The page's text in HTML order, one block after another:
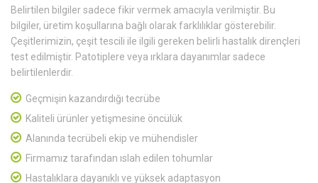
Belirtilen bilgiler sadece fikir vermek amacıyla verilmiştir. Bu
bilgiler, üretim koşullarına bağlı olarak farklılıklar gösterebilir.
Çeşitlerimizin, çeşit tescili ile ilgili gereken belirli hastalık dirençleri
test edilmiştir. Patotiplere veya ırklara dayanımlar sadece
belirtilenlerdir.
Geçmişin kazandırdığı tecrübe
Kaliteli ürünler yetişmesine öncülük
Alanında tecrübeli ekip ve mühendisler
Firmamız tarafından ıslah edilen tohumlar
Hastalıklara dayanıklı ve yüksek adaptasyon